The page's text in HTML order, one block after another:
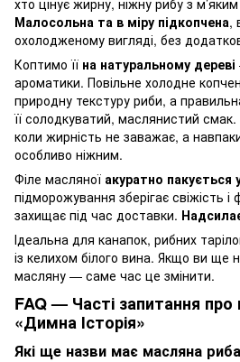
хто цінує жирну, ніжну рибу з
Малосольна та в міру підкопчена,
охолодженому вигляді, без
Коптимо її на натуральному дереві
ароматики. Повільне холодне
природну текстуру риби, а
її солодкуватий, маслянистий
коли жирність не заважає, а
особливо ніжним.
Філе масляної акуратно пакується
підморожування зберігає свіжість
захищає під час доставки.
Ідеальна для канапок, рибних
із келихом білого вина. Якщо ви ще
масляну — саме час це змінити.
FAQ — Часті запитання
«Димна Історія»
Які ще назви має масляна